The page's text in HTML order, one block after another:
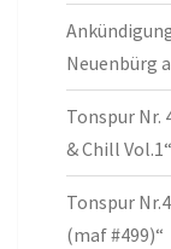
Neuenbürg
Tonspur Nr.
& Chill Vol.1“
Tonspur
(maf #499)“